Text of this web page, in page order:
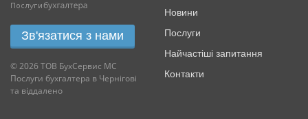
Зв'язатися з нами
© 2026 ТОВ БухСервис МС
Послуги бухгалтера в Чернігові
та віддалено
Новини
Послуги
Найчастіші запитання
Контакти